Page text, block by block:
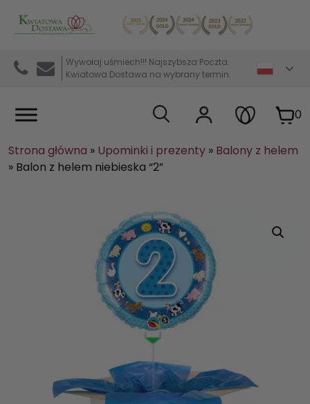
Kwiaciarnia internetowa Kwiatowa Dostawa
Wywołaj uśmiech!!! Najszybsza Poczta.
Kwiatowa Dostawa na wybrany termin.
0
Strona główna » Upominki i prezenty » Balony z helem
» Balon z helem niebieska “2”